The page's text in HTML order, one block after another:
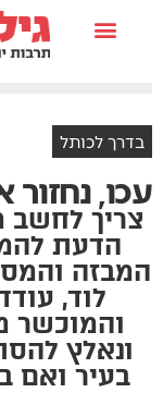
בדרך לכותל
עכו, נחזור
צריך לחשב
הדעת
המבזה
לוד,
והמוכשר
ונאלץ
בעיר ואם